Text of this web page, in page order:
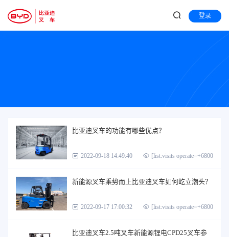
登录
比亚迪叉车的功能有哪些优点？
2022-09-18 14:49:40 [list:visits operate=+6800]
新能源叉车乘势而上比亚迪叉车如何屹立潮头？
2022-09-17 17:00:32 [list:visits operate=+6800]
比亚迪叉车2.5吨叉车新能源锂电CPD25叉车参